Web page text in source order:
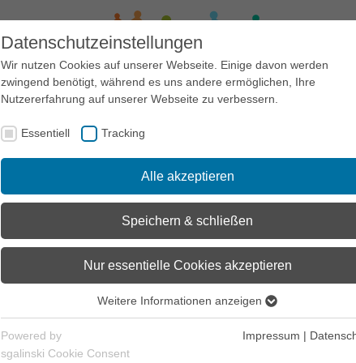
Sensibilisierung Recht Links Zivilcourage
Antidiskriminierungsforum
Kontext
Die Antidiskriminierung ist als
Deklaration der Menschenrechte (US-Verfassung-
Allgemeine Erklärung der Menschenrechte (1948)
Datenschutzeinstellungen
Wir nutzen Cookies auf unserer Webseite. Einige davon werden
zwingend benötigt, während es uns andere ermöglichen, Ihre
Nutzererfahrung auf unserer Webseite zu verbessern.
Essentiell Tracking
Alle akzeptieren
Speichern & schließen
Nur essentielle Cookies akzeptieren
Essentielle Cookies werden für grundlegende Funktionen der
Webseite benötigt. Dadurch ist gewährleistet, dass die Webseite
Weitere Informationen anzeigen
Powered by
sgalinski Cookie Consent
Impressum |